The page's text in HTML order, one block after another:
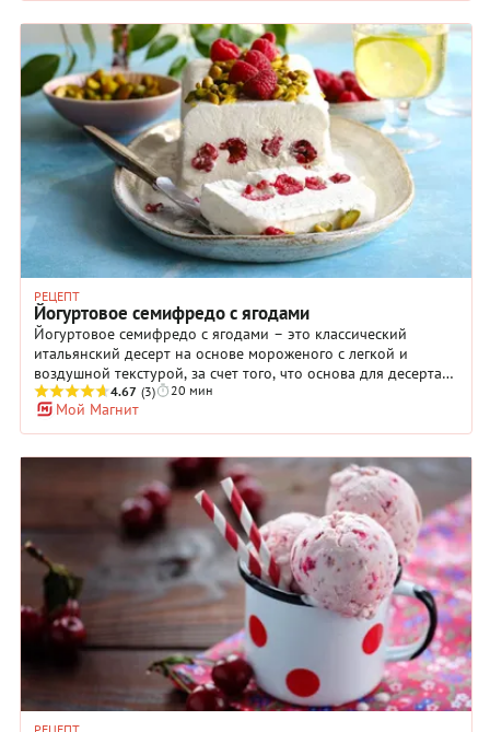
простых и доступных ингредиентов, и второй – долгих
манипуляций с продуктами не предполагается. Итак, купите
все необходимое, включите морозилку на максимум,
достаньте миксер и приступайте. В самом конце можете
добавить еще капельку волшебства – полить готовое
мороженое любимым сиропом, посыпать орешками или
украсить свежими ягодами или листочком мяты.
РЕЦЕПТ
Йогуртовое семифредо с ягодами
Йогуртовое семифредо с ягодами – это классический
итальянский десерт на основе мороженого с легкой и
воздушной текстурой, за счет того, что основа для десерта
интенсивно взбивается перед замораживанием. Семифредо
по нашему рецепту готовится на основе йогурта и белков,
поэтому подходит даже людям с аллергией на лактозу.
Кроме того, вместо рафинированного сахара в нашем
рецепте мы используем мед, поэтому такой десерт полезнее
для фигуры. И даже небольшой кусочек такого «торта»
освежит в жаркий день. Мы предлагаем добавить к
мороженому малину и фисташки, но вы можете
использовать любые другие сезонные ягоды и любимые
орехи.
4.67 (3) 20 мин
Мой Магнит